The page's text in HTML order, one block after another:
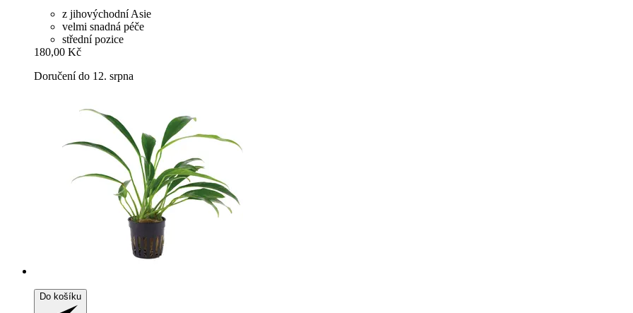
z jihovýchodní Asie
velmi snadná péče
střední pozice
180,00 Kč
Doručení do 12. srpna
Do košíku